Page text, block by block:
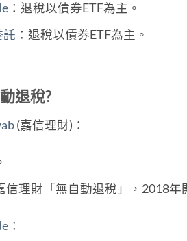
：退稅以債券ETF為主。
託 ：退稅以債券ETF為主。
退稅?
(嘉信理財)：
信理財「無自動退稅」，2018年
：